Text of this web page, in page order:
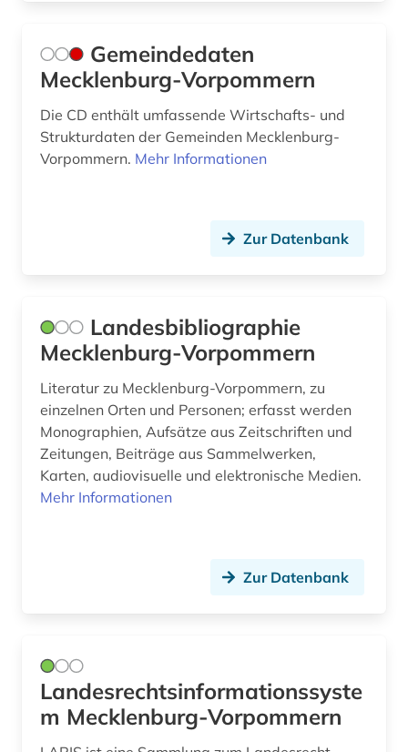
Gemeindedaten
Mecklenburg-Vorpommern
Die CD enthält umfassende Wirtschafts- und
Strukturdaten der Gemeinden Mecklenburg-
Vorpommern. Mehr Informationen
Zur Datenbank
Landesbibliographie
Mecklenburg-Vorpommern
Literatur zu Mecklenburg-Vorpommern, zu
einzelnen Orten und Personen; erfasst werden
Monographien, Aufsätze aus Zeitschriften und
Zeitungen, Beiträge aus Sammelwerken,
Karten, audiovisuelle und elektronische Medien.
Mehr Informationen
Zur Datenbank
Landesrechtsinformationssyste
m Mecklenburg-Vorpommern